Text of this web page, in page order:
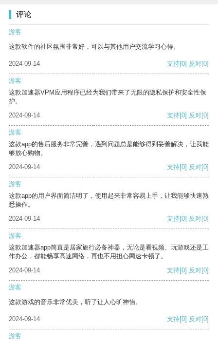
评论
游客
这款软件的社区氛围非常好，可以与其他用户交流学习心得。
2024-09-14 支持[0] 反对[0]
游客
这款加速器VPM应用程序已经为我们带来了无限的隐私保护和安全性保
护。
2024-09-14
支持[0] 反对[0]
游客
这款app的售后服务非常完善，遇到问题总是能够得到妥善解决，让我能
够放心购物。
2024-09-14
支持[0] 反对[0]
游客
这款app的用户界面简洁明了，使用起来非常容易上手，让我能够快速熟
悉操作。
2024-09-14
支持[0] 反对[0]
游客
这款加速器app简直是居家旅行必备神器，无论是看视频、玩游戏还是工
作办公，都能畅享高速网络，再也不用担心网速卡顿了。
2024-09-14
支持[0] 反对[0]
游客
这款游戏的音乐非常优美，听了让人心旷神怡。
2024-09-14 支持[0] 反对[0]
游客